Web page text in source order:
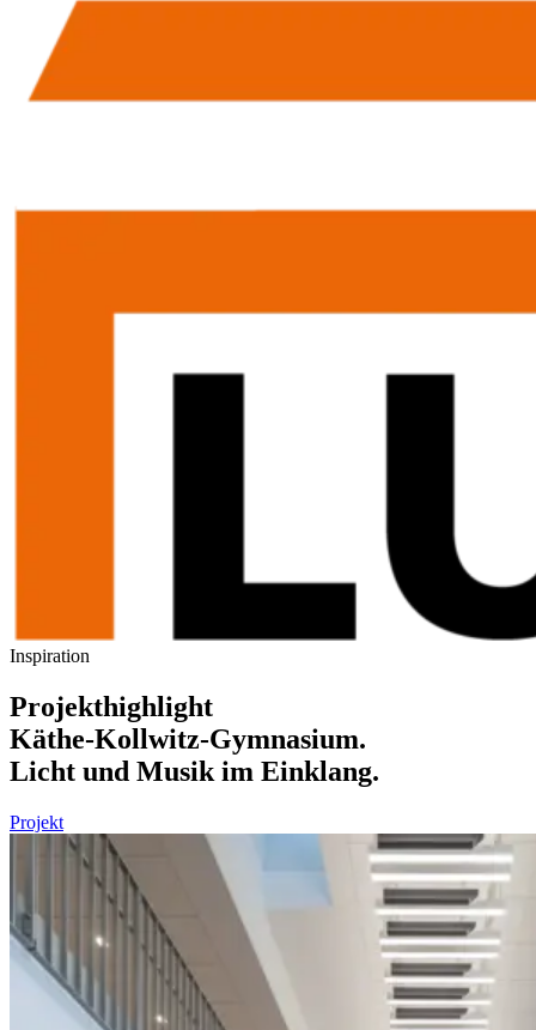
Inspiration
Projekthighlight
Käthe-Kollwitz-Gymnasium.
Licht und Musik im Einklang.
Projekt